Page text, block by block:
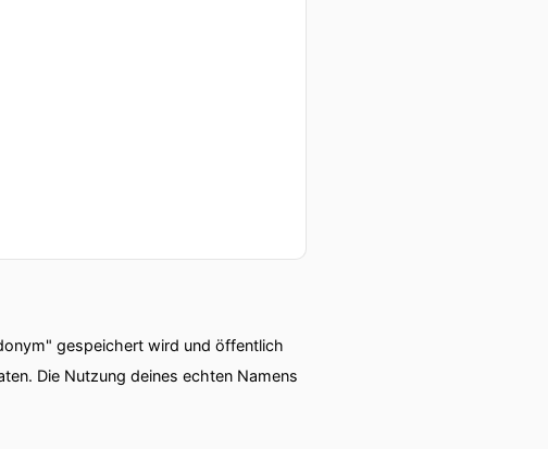
gespeichert wird und öffentlich
Die Nutzung deines echten Namens